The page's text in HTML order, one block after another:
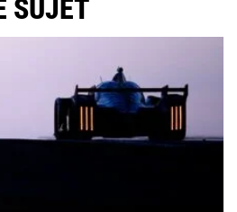
SUJET